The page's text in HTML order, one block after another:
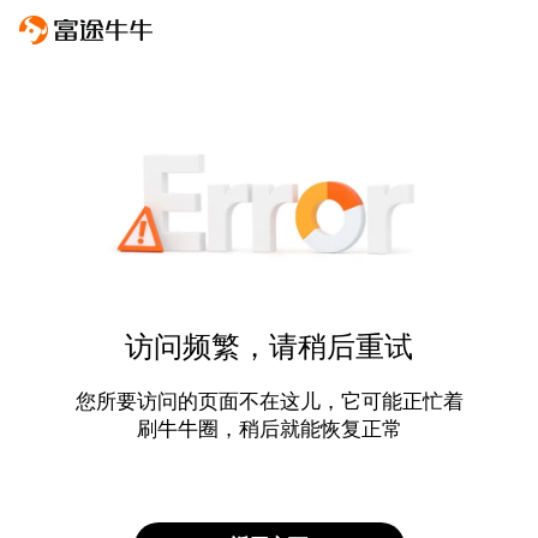
访问频繁，请稍后重试
您所要访问的页面不在这儿，它可能正忙着
刷牛牛圈，稍后就能恢复正常